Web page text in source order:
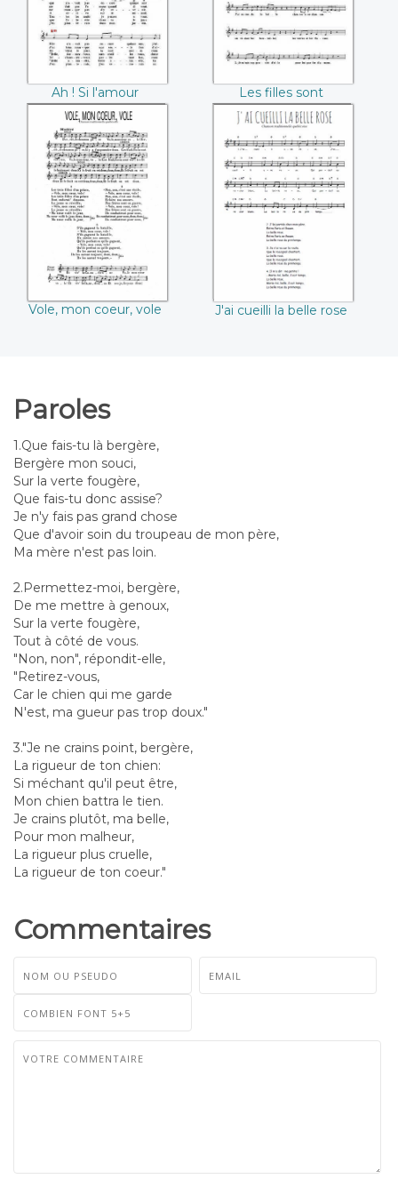
Ah ! Si l'amour
prenait racine
Les filles sont
volages
Vole, mon coeur,
vole
Vole, mon coeur, vole
J'ai cueilli la belle
rose
J'ai cueilli la belle rose
Paroles
1.Que fais-tu là bergère,
Bergère mon souci,
Sur la verte fougère,
Que fais-tu donc assise?
Je n'y fais pas grand chose
Que d'avoir soin du troupeau de mon père,
Ma mère n'est pas loin.
2.Permettez-moi, bergère,
De me mettre à genoux,
Sur la verte fougère,
Tout à côté de vous.
"Non, non", répondit-elle,
"Retirez-vous,
Car le chien qui me garde
N'est, ma gueur pas trop doux."
3."Je ne crains point, bergère,
La rigueur de ton chien:
Si méchant qu'il peut être,
Mon chien battra le tien.
Je crains plutôt, ma belle,
Pour mon malheur,
La rigueur plus cruelle,
La rigueur de ton coeur."
Commentaires